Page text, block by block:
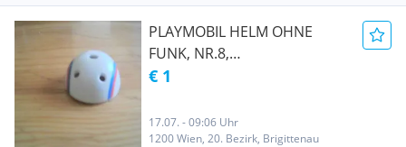
PLAYMOBIL HELM OHNE
FUNK, NR.8,
AUSSTELLUNGSSTÜCK, NEU
€ 1
17.07. - 09:06 Uhr
1200 Wien, 20. Bezirk, Brigittenau